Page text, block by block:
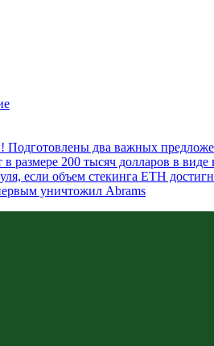
Подготовлены два важных
200 тысяч долларов в виде
если объем стекинга ETH
уничтожил Abrams